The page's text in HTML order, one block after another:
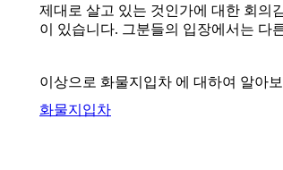
제대로 살고 있는 것인가에 대한 회의
이 있습니다. 그분들의 입장에서는 다
이상으로 화물지입차 에 대하여 알아
화물지입차